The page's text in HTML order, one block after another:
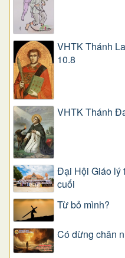
VHTK Thánh
10.8
VHTK Thánh
Đại Hội Giáo lý
cuối
Từ bỏ mình?
Có dừng chân